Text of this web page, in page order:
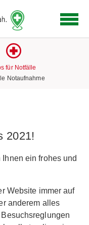
Link
zur
für Notfälle
Notaufnahme
2021!
ein frohes und
Website immer auf
anderem alles